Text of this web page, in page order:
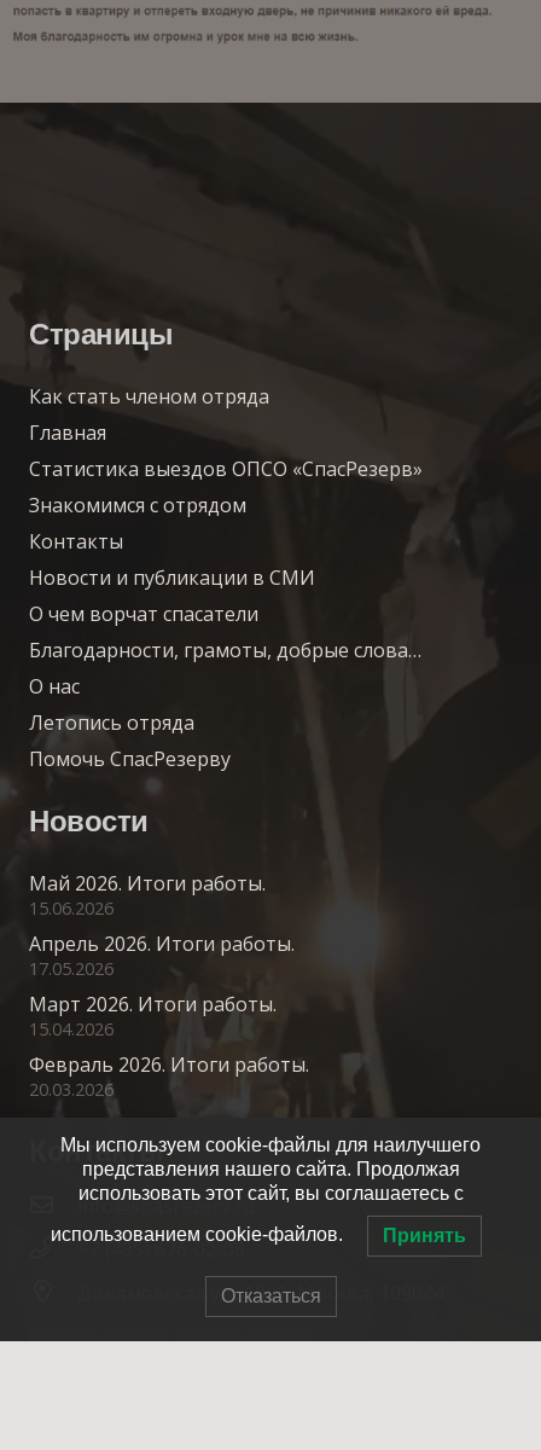
Страницы
Как стать членом отряда
Главная
Статистика выездов ОПСО «СпасРезерв»
Знакомимся с отрядом
Контакты
Новости и публикации в СМИ
О чем ворчат спасатели
Благодарности, грамоты, добрые слова…
О нас
Летопись отряда
Помочь СпасРезерву
Новости
Май 2026. Итоги работы.
15.06.2026
Апрель 2026. Итоги работы.
17.05.2026
Март 2026. Итоги работы.
15.04.2026
Февраль 2026. Итоги работы.
20.03.2026
Контакты
info@spasrezerv.ru
+7 (495) 676-02-06
Динамовская ул., 10к1, Москва, 109044
Мы используем cookie-файлы для наилучшего
представления нашего сайта. Продолжая
использовать этот сайт, вы соглашаетесь с
использованием cookie-файлов. Принять
Отказаться